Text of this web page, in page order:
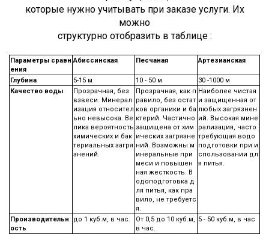
которые нужно учитывать при заказе услуги. Их
можно
структурно отобразить в таблице :
Параметры сравн
ения
Абиссинская Песчаная Артезианская
Глубина 5-15 м 10 - 50 м
30 -1000 м
Качество воды
Прозрачная, без
взвеси. Минерал
изация относител
ьно невысока. Ве
лика вероятность
химических и бак
териальных загря
знений.
Прозрачная, как п
равило, без остат
ков органики и ба
ктерий. Частично
защищена от хим
ических загрязне
ний. Возможны м
инеральные при
меси и повышен
ная жесткость. В
одоподготовка д
ля питья, как пра
вило, не требуетс
я.
Наиболее чистая
и защищенная от
любых загрязнен
ий. Высокая мине
рализация, часто
требующая водо
подготовки при и
спользовании дл
я питья.
Производительн
ость
до 1 куб.м, в час.
От 0,5 до 10 куб.м,
в час.
5 - 50 куб.м, в час